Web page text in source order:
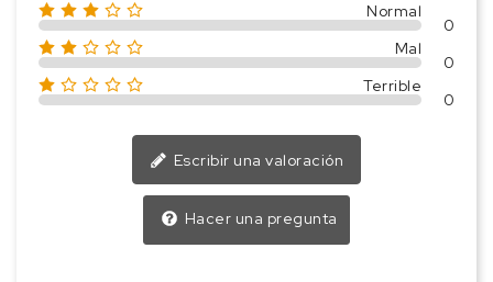
Normal
0
Mal
0
Terrible
0
Escribir una valoración
Hacer una pregunta